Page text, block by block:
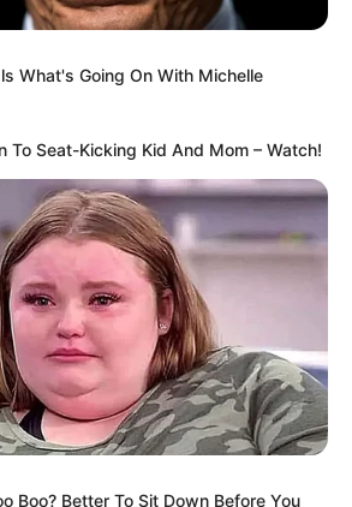
Celebrity Farewells
You Won't Believe Exist